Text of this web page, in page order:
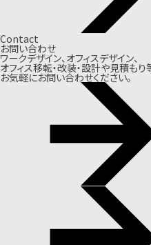
Contact
お問い合わせ
ワークデザイン、オフィスデザイン、
オフィス移転・改装・設計や見積もり
お気軽にお問い合わせください。